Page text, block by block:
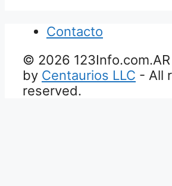
Contacto
© 2026
by Centaurios LLC - All
reserved.